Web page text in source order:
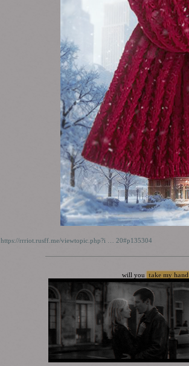
https://rrriot.rusff.me/viewtopic.php?i … 20#p135304
will you take my hand